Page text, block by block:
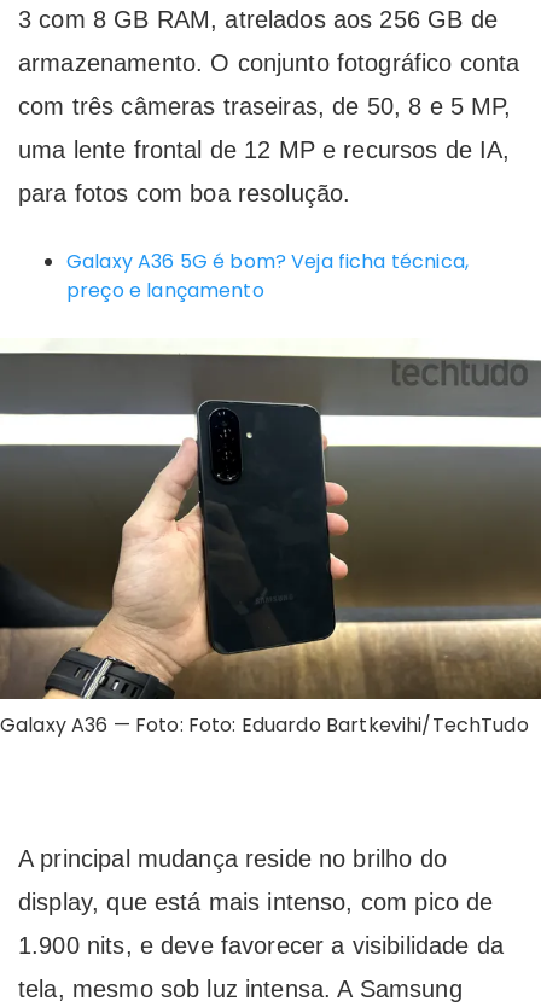
3 com 8 GB RAM, atrelados aos 256 GB de
armazenamento. O conjunto fotográfico conta
com três câmeras traseiras, de 50, 8 e 5 MP,
uma lente frontal de 12 MP e recursos de IA,
para fotos com boa resolução.
Galaxy A36 5G é bom? Veja ficha técnica,
preço e lançamento
Galaxy A36 — Foto: Foto: Eduardo Bartkevihi/TechTudo
A principal mudança reside no brilho do
display, que está mais intenso, com pico de
1.900 nits, e deve favorecer a visibilidade da
tela, mesmo sob luz intensa. A Samsung